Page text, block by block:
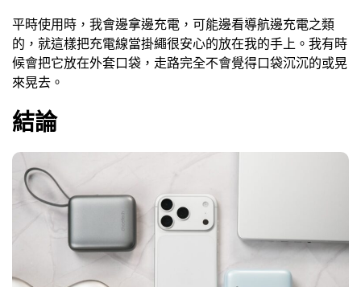
平時使用時，我會邊拿邊充電，可能邊看導航邊充電之類
的，就這樣把充電線當掛繩很安心的放在我的手上。我有時
候會把它放在外套口袋，走路完全不會覺得口袋沉沉的或晃
來晃去。
結論